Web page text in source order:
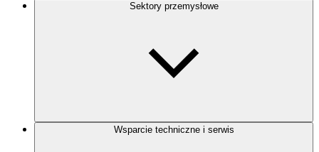
Sektory przemysłowe
Wsparcie techniczne i serwis